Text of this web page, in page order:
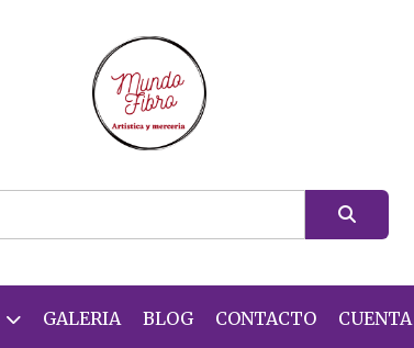
GALERIA BLOG CONTACTO CUENTA